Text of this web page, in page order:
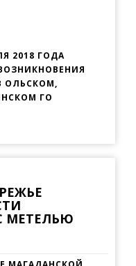
2018 ГОДА
ОЛЬСКОМ,
ГО
МЕТЕЛЬЮ